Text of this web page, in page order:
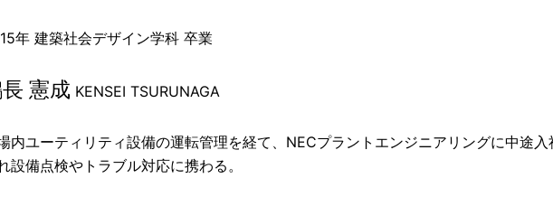
年 建築社会デザイン学科 卒業
憲成 KENSEI TSURUNAGA
内ユーティリティ設備の運転管理を経て、NECプラントエンジニアリングに中途
設備点検やトラブル対応に携わる。